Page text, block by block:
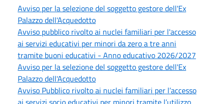
Avviso per la selezione del soggetto gestore dell'Ex
Palazzo dell'Acquedotto
Avviso pubblico rivolto ai nuclei familiari per l'accesso
ai servizi educativi per minori da zero a tre anni
tramite buoni educativi - Anno educativo 2026/2027
Avviso per la selezione del soggetto gestore dell'Ex
Palazzo dell'Acquedotto
Avviso Pubblico rivolto ai nuclei familiari per l’accesso